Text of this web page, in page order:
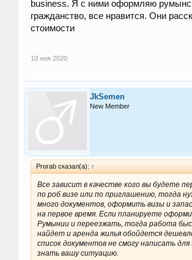
business. Я с ними оформляю
гражданство, все нравится. Они
стоимости
10 ноя 2020
JkSemen
New Member
Prorab сказал(а): ↑
Все зависит в качестве кого вы будете
по роб визе или по приглашению, тогда
много документов, оформить визы и
на первое время. Если планируете
Румынии и переезжать, тогда работа
найдет и аренда жилья обойдется
список документов не смогу написать
знать вашу ситуацию.